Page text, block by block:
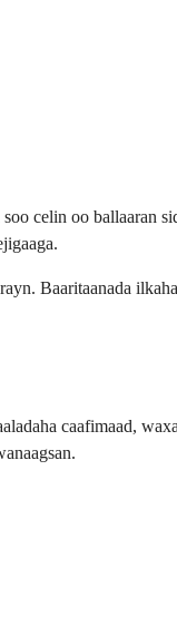
celin oo
Baaritaanada
caafimaad,